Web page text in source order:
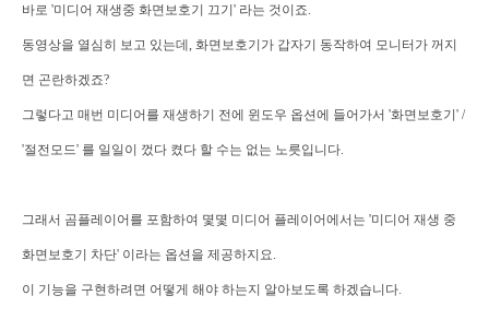
바로 '미디어 재생중 화면보호기 끄기' 라는 것이죠.
동영상을 열심히 보고 있는데, 화면보호기가 갑자기 동작하여 모니터가 꺼지
면 곤란하겠죠?
그렇다고 매번 미디어를 재생하기 전에 윈도우 옵션에 들어가서 '화면보호기' /
'절전모드' 를 일일이 껐다 켰다 할 수는 없는 노릇입니다.
그래서 곰플레이어를 포함하여 몇몇 미디어 플레이어에서는 '미디어 재생 중
화면보호기 차단' 이라는 옵션을 제공하지요.
이 기능을 구현하려면 어떻게 해야 하는지 알아보도록 하겠습니다.